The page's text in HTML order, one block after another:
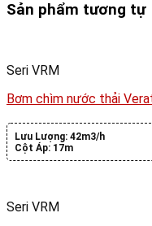
Sản phẩm tương tự
Seri VRM
Bơm chìm nước thải
Lưu Lượng: 42m3/h
Cột Áp: 17m
Seri VRM